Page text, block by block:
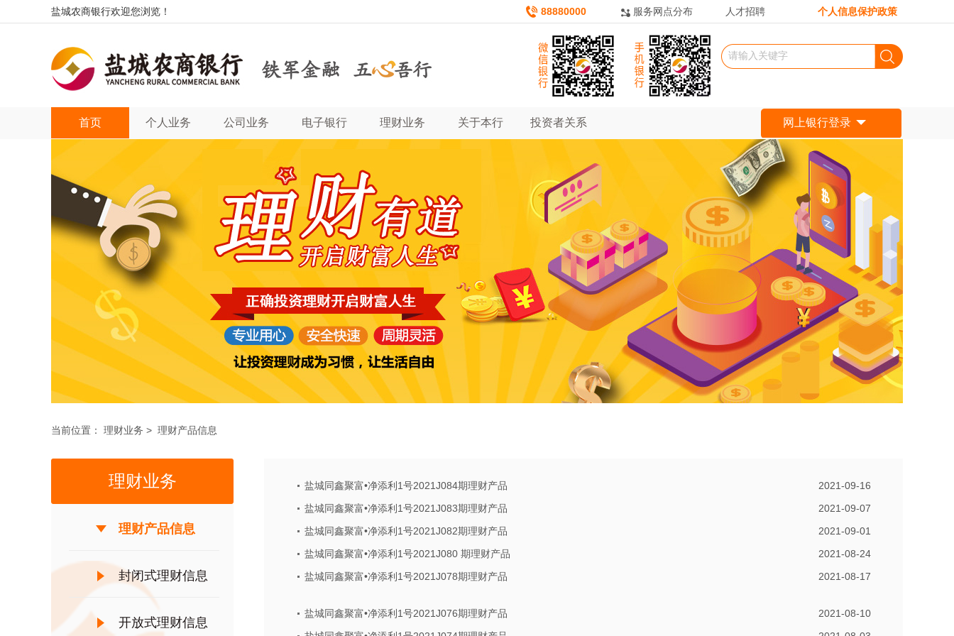
盐城农商银行欢迎您浏览！ 88880000 服务网点分布 人才招聘 个人信息保护政策
首页 个人业务 公司业务 电子银行 理财业务 关于本行 投资者关系 网上银行登录
当前位置： 理财业务 > 理财产品信息
理财业务
理财产品信息
封闭式理财信息
披露
开放式理财信息
盐城同鑫聚富•净添利1号2021J084期理财产品
2021-09-16
盐城同鑫聚富•净添利1号2021J083期理财产品
2021-09-07
盐城同鑫聚富•净添利1号2021J082期理财产品
2021-09-01
盐城同鑫聚富•净添利1号2021J080 期理财产品
2021-08-24
盐城同鑫聚富•净添利1号2021J078期理财产品
2021-08-17
盐城同鑫聚富•净添利1号2021J076期理财产品
2021-08-10